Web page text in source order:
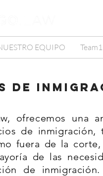
EQUIPO Team1
de
ofrecemos una
de inmigración,
fuera de la corte,
de las
de